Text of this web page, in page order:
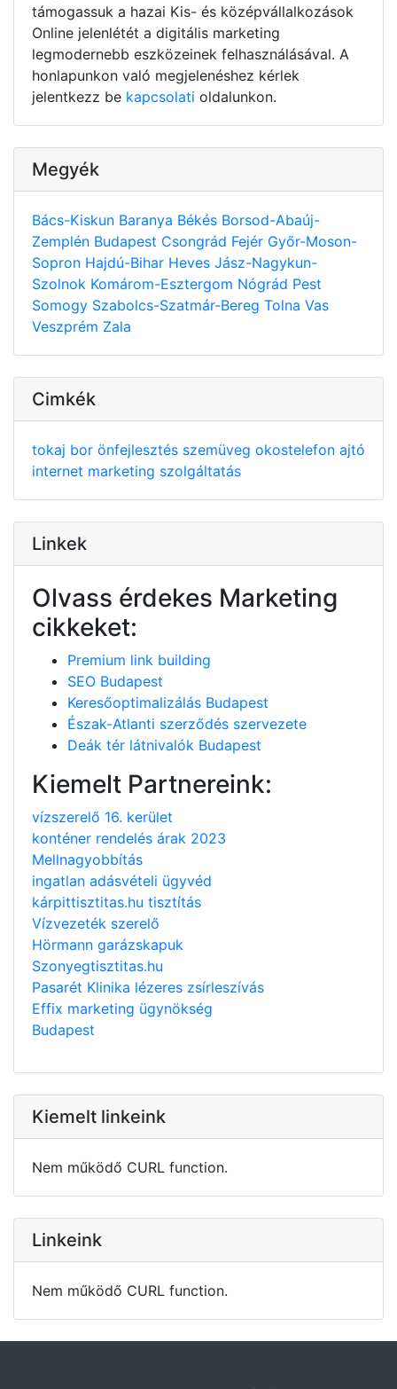
támogassuk a hazai Kis- és középvállalkozások
Online jelenlétét a digitális marketing
legmodernebb eszközeinek felhasználásával. A
honlapunkon való megjelenéshez kérlek
jelentkezz be kapcsolati oldalunkon.
Megyék
Bács-Kiskun Baranya Békés Borsod-Abaúj-
Zemplén Budapest Csongrád Fejér Győr-Moson-
Sopron Hajdú-Bihar Heves Jász-Nagykun-
Szolnok Komárom-Esztergom Nógrád Pest
Somogy Szabolcs-Szatmár-Bereg Tolna Vas
Veszprém Zala
Cimkék
tokaj bor önfejlesztés szemüveg okostelefon ajtó
internet marketing szolgáltatás
Linkek
Olvass érdekes Marketing
cikkeket:
Premium link building
SEO Budapest
Keresőoptimalizálás Budapest
Észak-Atlanti szerződés szervezete
Deák tér látnivalók Budapest
Kiemelt Partnereink:
vízszerelő 16. kerület
konténer rendelés árak 2023
Mellnagyobbítás
ingatlan adásvételi ügyvéd
kárpittisztitas.hu tisztítás
Vízvezeték szerelő
Hörmann garázskapuk
Szonyegtisztitas.hu
Pasarét Klinika lézeres zsírleszívás
Effix marketing ügynökség
Budapest
Kiemelt linkeink
Nem működő CURL function.
Linkeink
Nem működő CURL function.